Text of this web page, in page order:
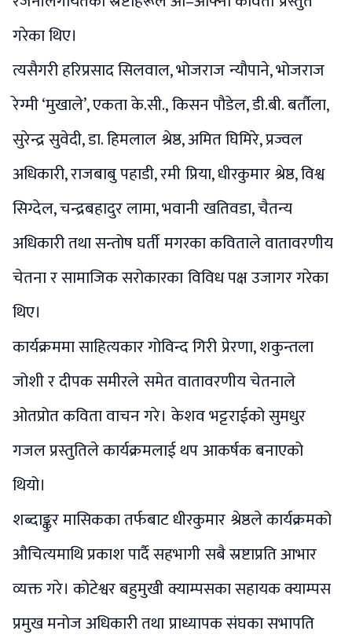
गरेका थिए।
त्यसैगरी हरिप्रसाद सिलवाल, भोजराज न्यौपाने, भोजराज
रेग्मी ‘मुखाले’, एकता के.सी., किसन पौडेल, डी.बी. बर्तौला,
सुरेन्द्र सुवेदी, डा. हिमलाल श्रेष्ठ, अमित घिमिरे, प्रज्वल
अधिकारी, राजबाबु पहाडी, रमी प्रिया, धीरकुमार श्रेष्ठ, विश्व
सिग्देल, चन्द्रबहादुर लामा, भवानी खतिवडा, चैतन्य
अधिकारी तथा सन्तोष घर्ती मगरका कविताले वातावरणीय
चेतना र सामाजिक सरोकारका विविध पक्ष उजागर गरेका
थिए।
कार्यक्रममा साहित्यकार गोविन्द गिरी प्रेरणा, शकुन्तला
जोशी र दीपक समीरले समेत वातावरणीय चेतनाले
ओतप्रोत कविता वाचन गरे। केशव भट्टराईको सुमधुर
गजल प्रस्तुतिले कार्यक्रमलाई थप आकर्षक बनाएको
थियो।
शब्दाङ्कुर मासिकका तर्फबाट धीरकुमार श्रेष्ठले कार्यक्रमको
औचित्यमाथि प्रकाश पार्दै सहभागी सबै स्रष्टाप्रति आभार
व्यक्त गरे। कोटेश्वर बहुमुखी क्याम्पसका सहायक क्याम्पस
प्रमुख मनोज अधिकारी तथा प्राध्यापक संघका सभापति